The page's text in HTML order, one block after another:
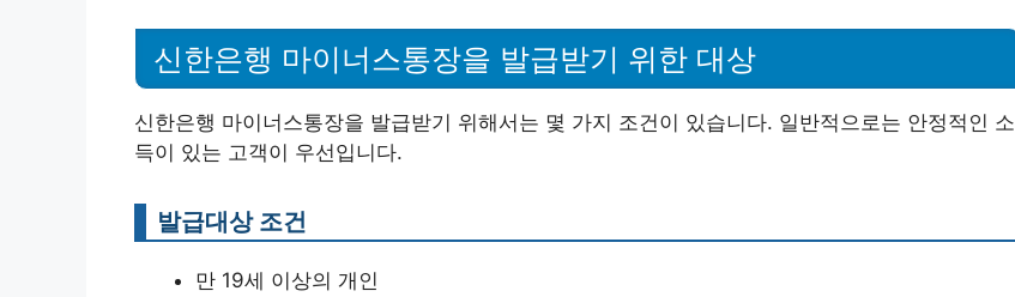
신한은행 마이너스통장을 발급받기 위한 대상
신한은행 마이너스통장을 발급받기 위해서는 몇 가지 조건이 있습니다. 일반적으로는 안정적인 소
득이 있는 고객이 우선입니다.
발급대상 조건
만 19세 이상의 개인